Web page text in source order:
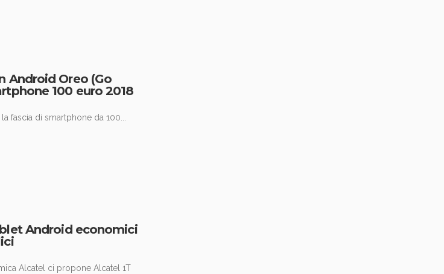
Android Oreo (Go
100 euro 2018
fascia di smartphone da 100...
Android economici
Alcatel ci propone Alcatel 1T